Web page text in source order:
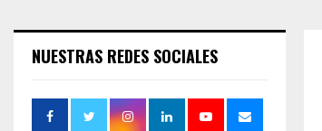
NUESTRAS REDES SOCIALES